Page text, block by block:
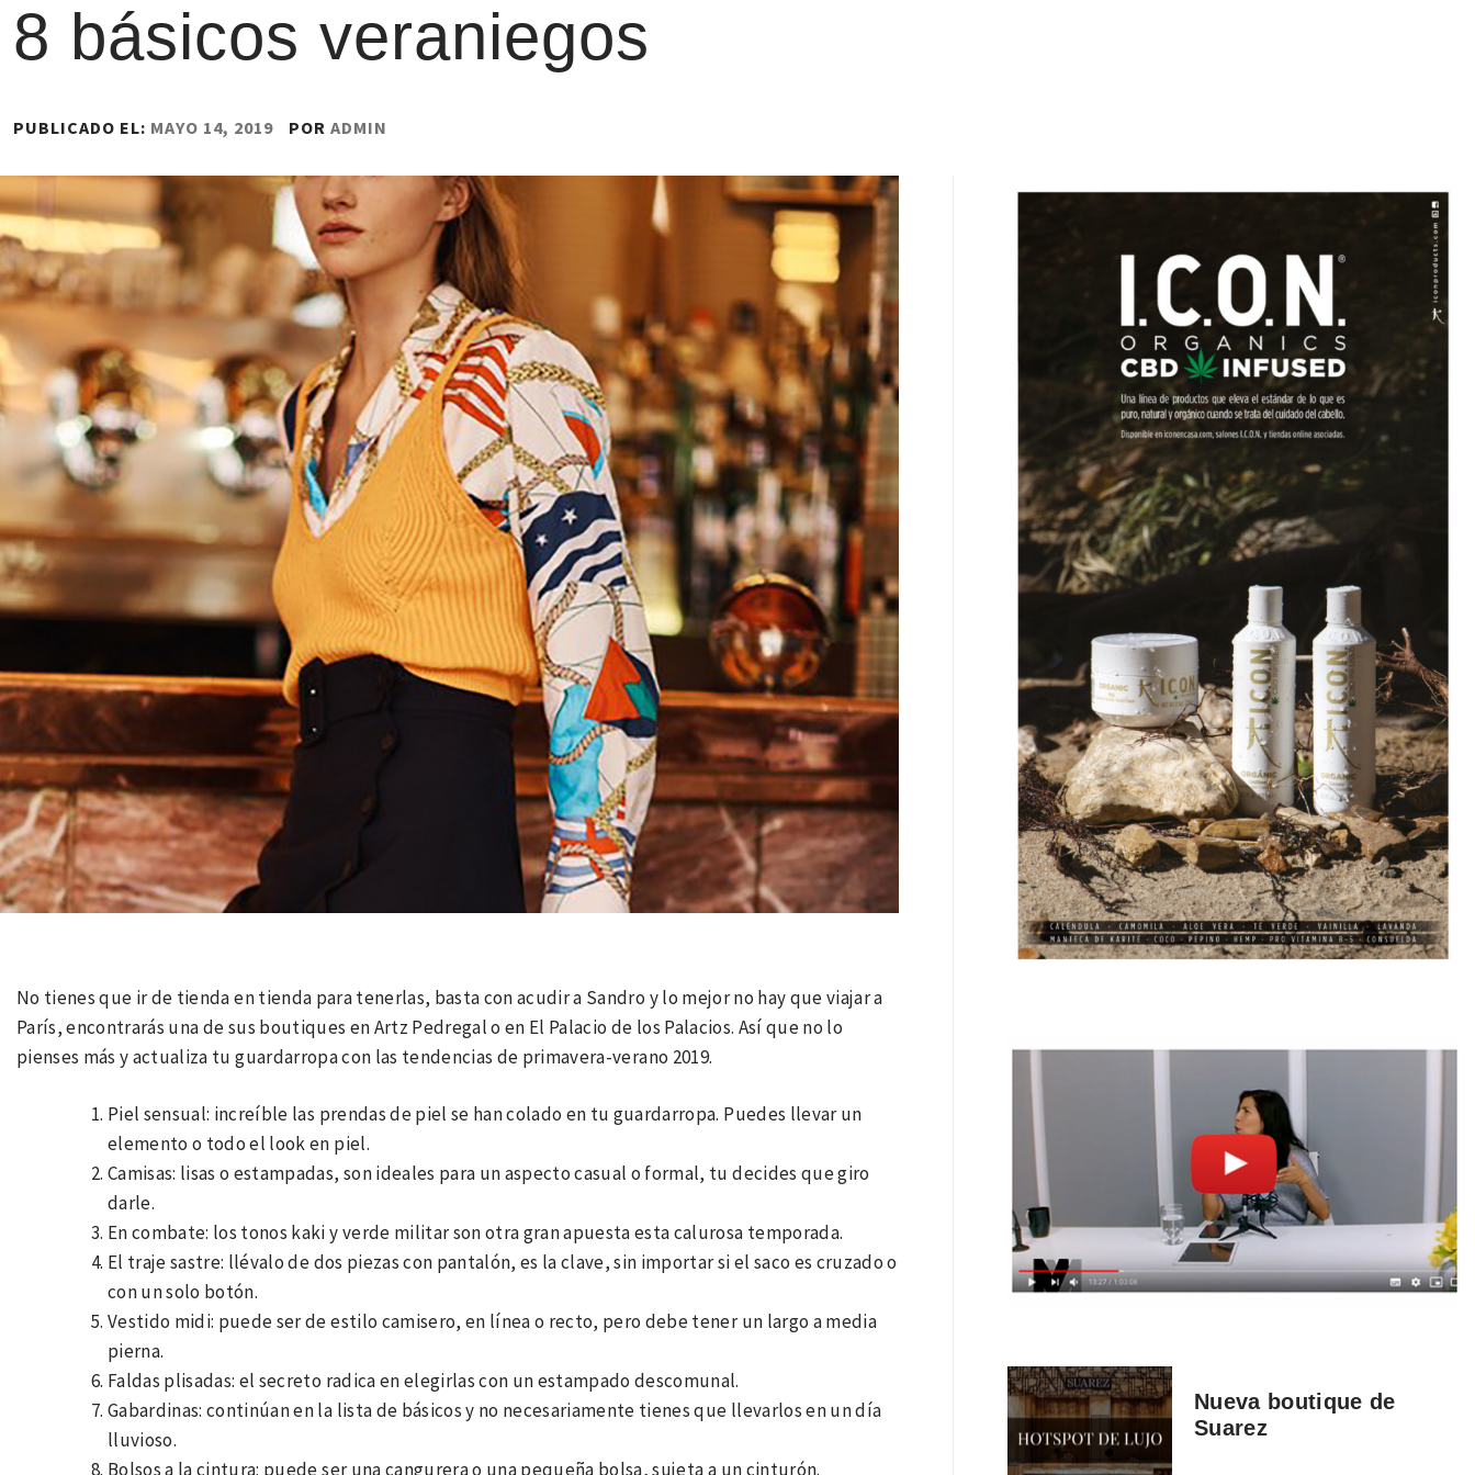
8 básicos veraniegos
PUBLICADO EL: MAYO 14, 2019 POR ADMIN
No tienes que ir de tienda en tienda para tenerlas, basta con acudir a Sandro y lo mejor no hay que viajar a
París, encontrarás una de sus boutiques en Artz Pedregal o en El Palacio de los Palacios. Así que no lo
pienses más y actualiza tu guardarropa con las tendencias de primavera-verano 2019.
Piel sensual: increíble las prendas de piel se han colado en tu guardarropa. Puedes llevar un
elemento o todo el look en piel.
Camisas: lisas o estampadas, son ideales para un aspecto casual o formal, tu decides que giro
darle.
En combate: los tonos kaki y verde militar son otra gran apuesta esta calurosa temporada.
El traje sastre: llévalo de dos piezas con pantalón, es la clave, sin importar si el saco es cruzado o
con un solo botón.
Vestido midi: puede ser de estilo camisero, en línea o recto, pero debe tener un largo a media
pierna.
Faldas plisadas: el secreto radica en elegirlas con un estampado descomunal.
Gabardinas: continúan en la lista de básicos y no necesariamente tienes que llevarlos en un día
lluvioso.
Bolsos a la cintura: puede ser una cangurera o una pequeña bolsa, sujeta a un cinturón.
Nueva boutique de
Suarez